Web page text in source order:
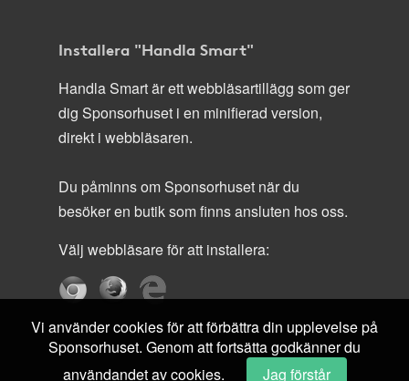
Installera "Handla Smart"
Handla Smart är ett webbläsartillägg som ger
dig Sponsorhuset i en minifierad version,
direkt i webbläsaren.
Du påminns om Sponsorhuset när du
besöker en butik som finns ansluten hos oss.
Välj webbläsare för att installera:
Vi använder cookies för att förbättra din upplevelse på
Sponsorhuset. Genom att fortsätta godkänner du
användandet av cookies.
Jag förstår